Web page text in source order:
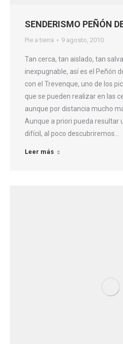
SENDERISMO PEÑÓN
Pie a tierra 9 agosto, 2010
Tan cerca, tan aislado, tan
inexpugnable, así es el Peñón
con el Trevenque, uno de los
que se pueden realizar en las
aunque por distancia mucho
Aunque a priori pueda resultar
difícil, al poco descubriremos…
Leer más